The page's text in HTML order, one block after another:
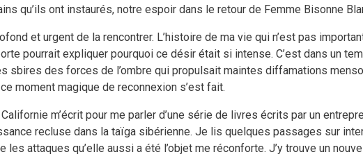
qu’ils ont instaurés, notre espoir dans le retour de Femme Bisonne
et urgent de la rencontrer. L’histoire de ma vie qui n’est pas
pourrait expliquer pourquoi ce désir était si intense. C’est dans un
sbires des forces de l’ombre qui propulsait maintes diffamations
moment magique de reconnexion s’est fait.
m’écrit pour me parler d’une série de livres écrits par un
recluse dans la taïga sibérienne. Je lis quelques passages sur
attaques qu’elle aussi a été l’objet me réconforte. J’y trouve un